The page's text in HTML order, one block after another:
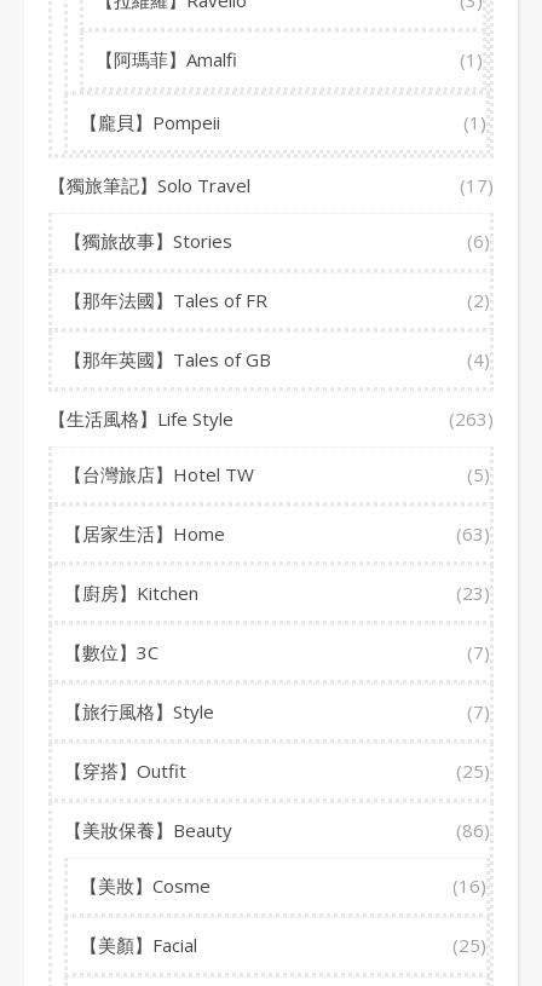
【阿瑪菲】Amalfi (1)
【龐貝】Pompeii (1)
【獨旅筆記】Solo Travel (17)
【獨旅故事】Stories (6)
【那年法國】Tales of FR (2)
【那年英國】Tales of GB (4)
【生活風格】Life Style (263)
【台灣旅店】Hotel TW (5)
【居家生活】Home (63)
【廚房】Kitchen (23)
【數位】3C (7)
【旅行風格】Style (7)
【穿搭】Outfit (25)
【美妝保養】Beauty (86)
【美妝】Cosme (16)
【美顏】Facial (25)